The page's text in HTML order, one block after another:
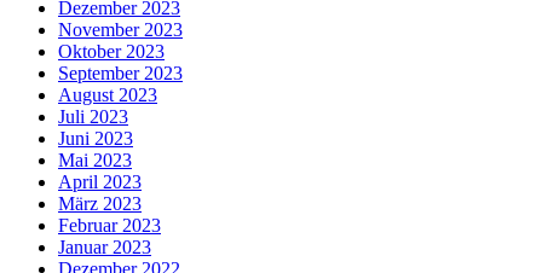
Dezember 2023
November 2023
Oktober 2023
September 2023
August 2023
Juli 2023
Juni 2023
Mai 2023
April 2023
März 2023
Februar 2023
Januar 2023
Dezember 2022